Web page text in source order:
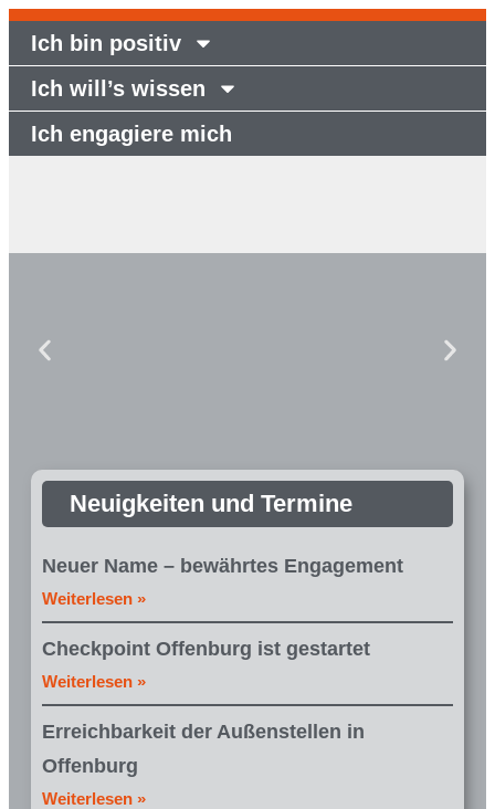
Ich bin positiv
Ich will’s wissen
Ich engagiere mich
Neuigkeiten und Termine
Neuer Name – bewährtes Engagement
Weiterlesen »
Checkpoint Offenburg ist gestartet
Weiterlesen »
Erreichbarkeit der Außenstellen in
Offenburg
Weiterlesen »